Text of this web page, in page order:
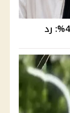
القصة الكاملة لأزمة ريم صاحبة الـ4%: رد